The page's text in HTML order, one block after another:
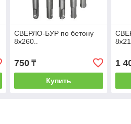
СВЕРЛО-БУР по бетону
8х260..
750₸
Купить
1